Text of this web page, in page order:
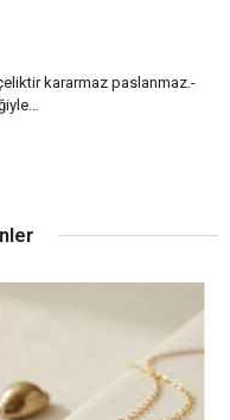
kararmaz paslanmaz.-